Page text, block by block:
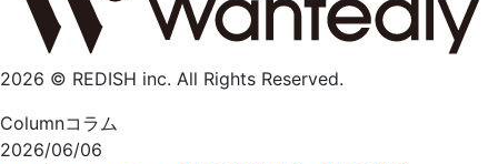
2026 © REDISH inc. All Rights Reserved.
Columnコラム
2026/06/06